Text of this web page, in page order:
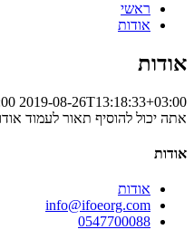
ראשי
אודות
אודות
2019-08-26T13:18:33+03:00
אתה יכול להוסיף תאור לעמוד
אודות
אודות
info@ifoeorg.com
0547700088